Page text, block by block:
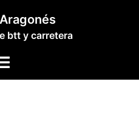
btt y carretera